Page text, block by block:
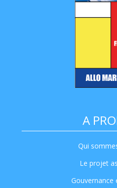
A
Qui
Le projet
Gouvernance